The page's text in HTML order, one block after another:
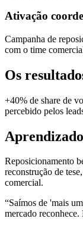
Ativação
Campanha de
com o time
Os
+40% de share de
percebido pelos
Reposicionamento
reconstrução de
comercial.
“Saímos de 'mais
mercado